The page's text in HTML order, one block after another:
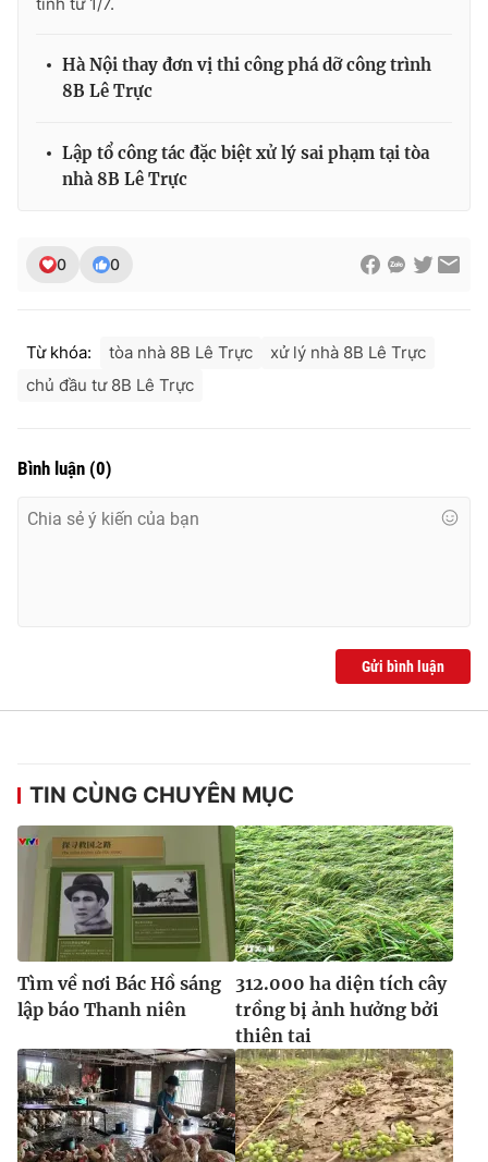
Ðiện thoại Thời báo VTV:
Liên hệ quảng cáo: 024-7300.7108
® Cấm sao chép dưới mọi hình thức nếu không có sự chấp
Hà Nội thay đơn vị thi công phá dỡ công trình
8B Lê Trực
Lập tổ công tác đặc biệt xử lý sai phạm tại tòa
nhà 8B Lê Trực
0 0
Từ khóa: tòa nhà 8B Lê Trực
xử lý nhà 8B Lê Trực
chủ đầu tư 8B Lê Trực
Bình luận (0)
Gửi bình luận
TIN CÙNG CHUYÊN MỤC
Tìm về nơi Bác Hồ sáng
lập báo Thanh niên
312.000 ha diện tích cây
trồng bị ảnh hưởng bởi
thiên tai